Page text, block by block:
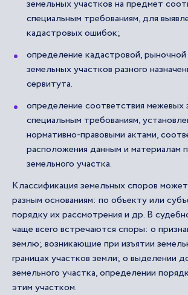
земельных участков на предмет
специальным требованиям, для
кадастровых ошибок;
определение кадастровой,
земельных участков разного
сервитута.
определение соответствия межевых
специальным требованиям,
нормативно-правовыми актами,
расположения данным и материалам
земельного участка.
Классификация земельных споров
разным основаниям: по объекту или
порядку их рассмотрения и др. В
чаще всего встречаются споры: о
землю; возникающие при изъятии
границах участков земли; о выделении
земельного участка, определении
этим участком.